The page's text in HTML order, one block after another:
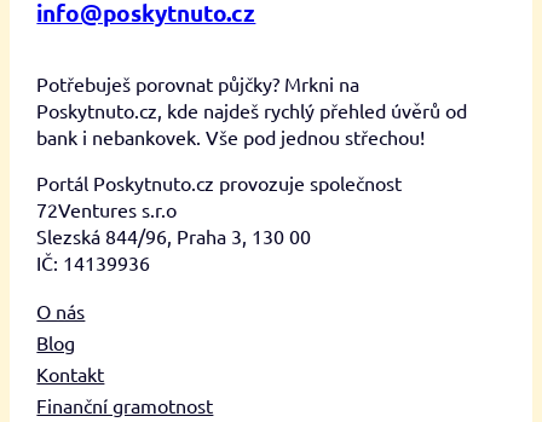
info@poskytnuto.cz
Potřebuješ porovnat půjčky? Mrkni na
Poskytnuto.cz, kde najdeš rychlý přehled úvěrů od
bank i nebankovek. Vše pod jednou střechou!
Portál Poskytnuto.cz provozuje společnost
72Ventures s.r.o
Slezská 844/96, Praha 3, 130 00
IČ: 14139936
O nás
Blog
Kontakt
Finanční gramotnost